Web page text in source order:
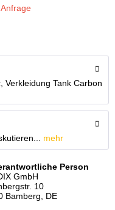
Verkleidung Tank Carbon
mehr
Person
GmbH
10
Bamberg, DE